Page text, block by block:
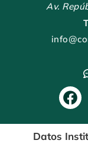
Av.
F
a
c
e
Datos